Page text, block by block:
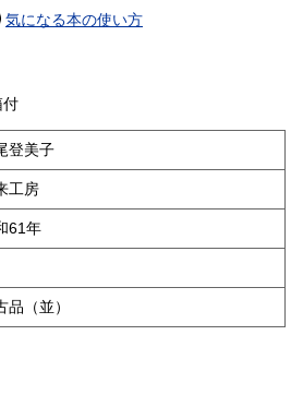
気になる本の使い方
付
登美子
工房
61年
品（並）